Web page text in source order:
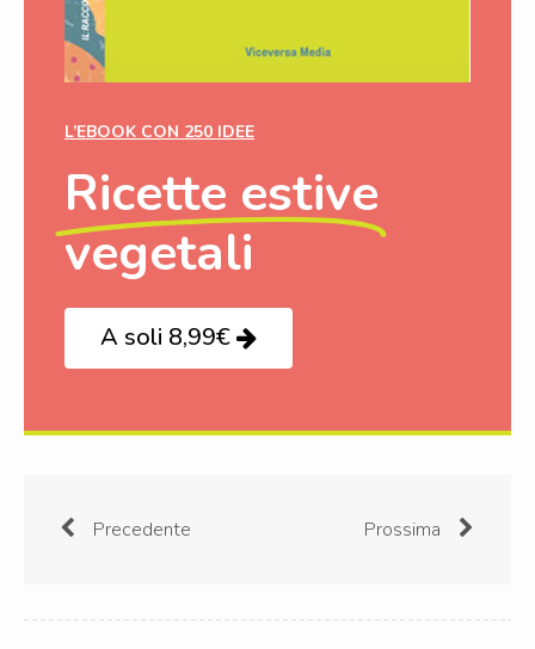
L’EBOOK CON 250 IDEE
Ricette estive
vegetali
A soli 8,99€
Precedente Prossima